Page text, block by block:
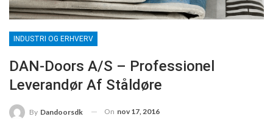
INDUSTRI OG ERHVERV
DAN-Doors A/S – Professionel
Leverandør Af Ståldøre
By Dandoorsdk On nov 17, 2016